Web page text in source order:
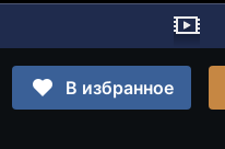
В избранное